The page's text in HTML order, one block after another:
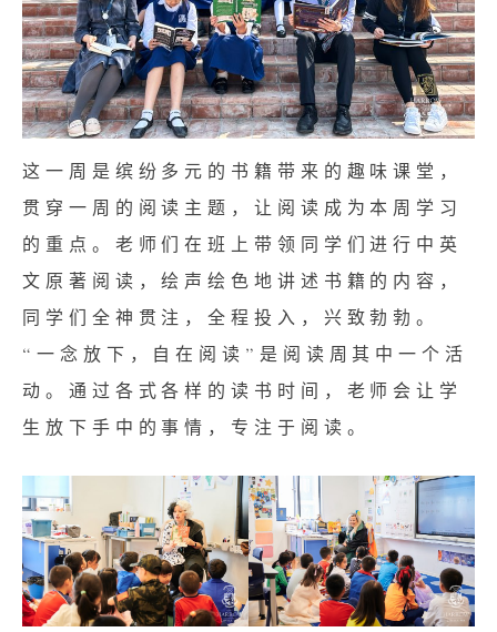
这一周是缤纷多元的书籍带来的趣味课堂，
贯穿一周的阅读主题，让阅读成为本周学习
的重点。老师们在班上带领同学们进行中英
文原著阅读，绘声绘色地讲述书籍的内容，
同学们全神贯注，全程投入，兴致勃勃。
“一念放下，自在阅读”是阅读周其中一个活
动。通过各式各样的读书时间，⽼师会让学
⽣放下⼿中的事情，专注于阅读。